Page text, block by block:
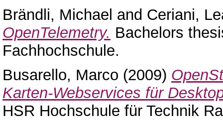
Brändli, Michael and Ceriani,
OpenTelemetry. Bachelors
Fachhochschule.
Busarello, Marco (2009)
Karten-Webservices für
HSR Hochschule für Technik